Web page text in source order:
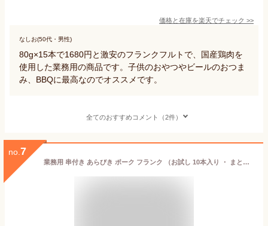
価格と在庫を楽天でチェック >>
なしお(50代・男性)
80g×15本で1680円と激安のフランクフルトで、国産鶏肉を
使用した業務用の商品です。子供のおやつやビールのおつま
み、BBQに最高なのでオススメです。
全てのおすすめコメント（2件）
no. 7
業務用 串付き あらびき ポーク フランク （お試し 10本入り ・ まとめ買い 送料無料 80本入り ） 冷凍 フランクフルト ソーセージ 豚肉 粗挽き 屋台 出店 お祭 イベント 文化祭 バザー キッチンカー 箱買い